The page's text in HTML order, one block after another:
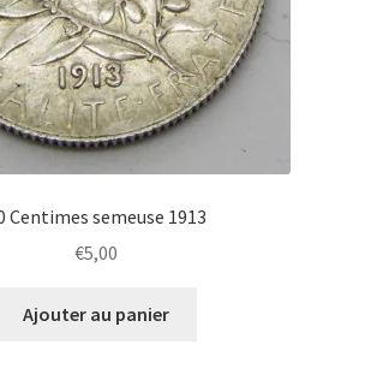
Centimes semeuse 1913
€5,00
Ajouter au panier